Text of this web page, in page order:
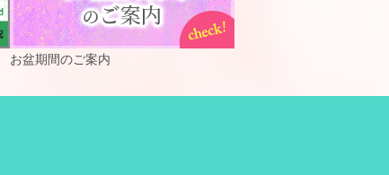
お盆期間のご案内